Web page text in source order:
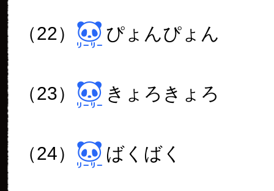
（22） ぴょんぴょん
（23） きょろきょろ
（24） ばくばく